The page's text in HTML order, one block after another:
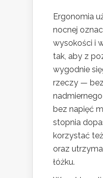
Ergonomia
nocnej
wysokości i
tak, aby z
wygodnie
rzeczy —
bez napięć
stopnia
korzystać
oraz
łóżku.